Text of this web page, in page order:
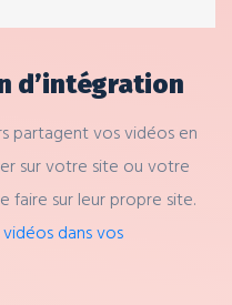
d’intégration
partagent vos vidéos en
sur votre site ou votre
faire sur leur propre site.
dans vos